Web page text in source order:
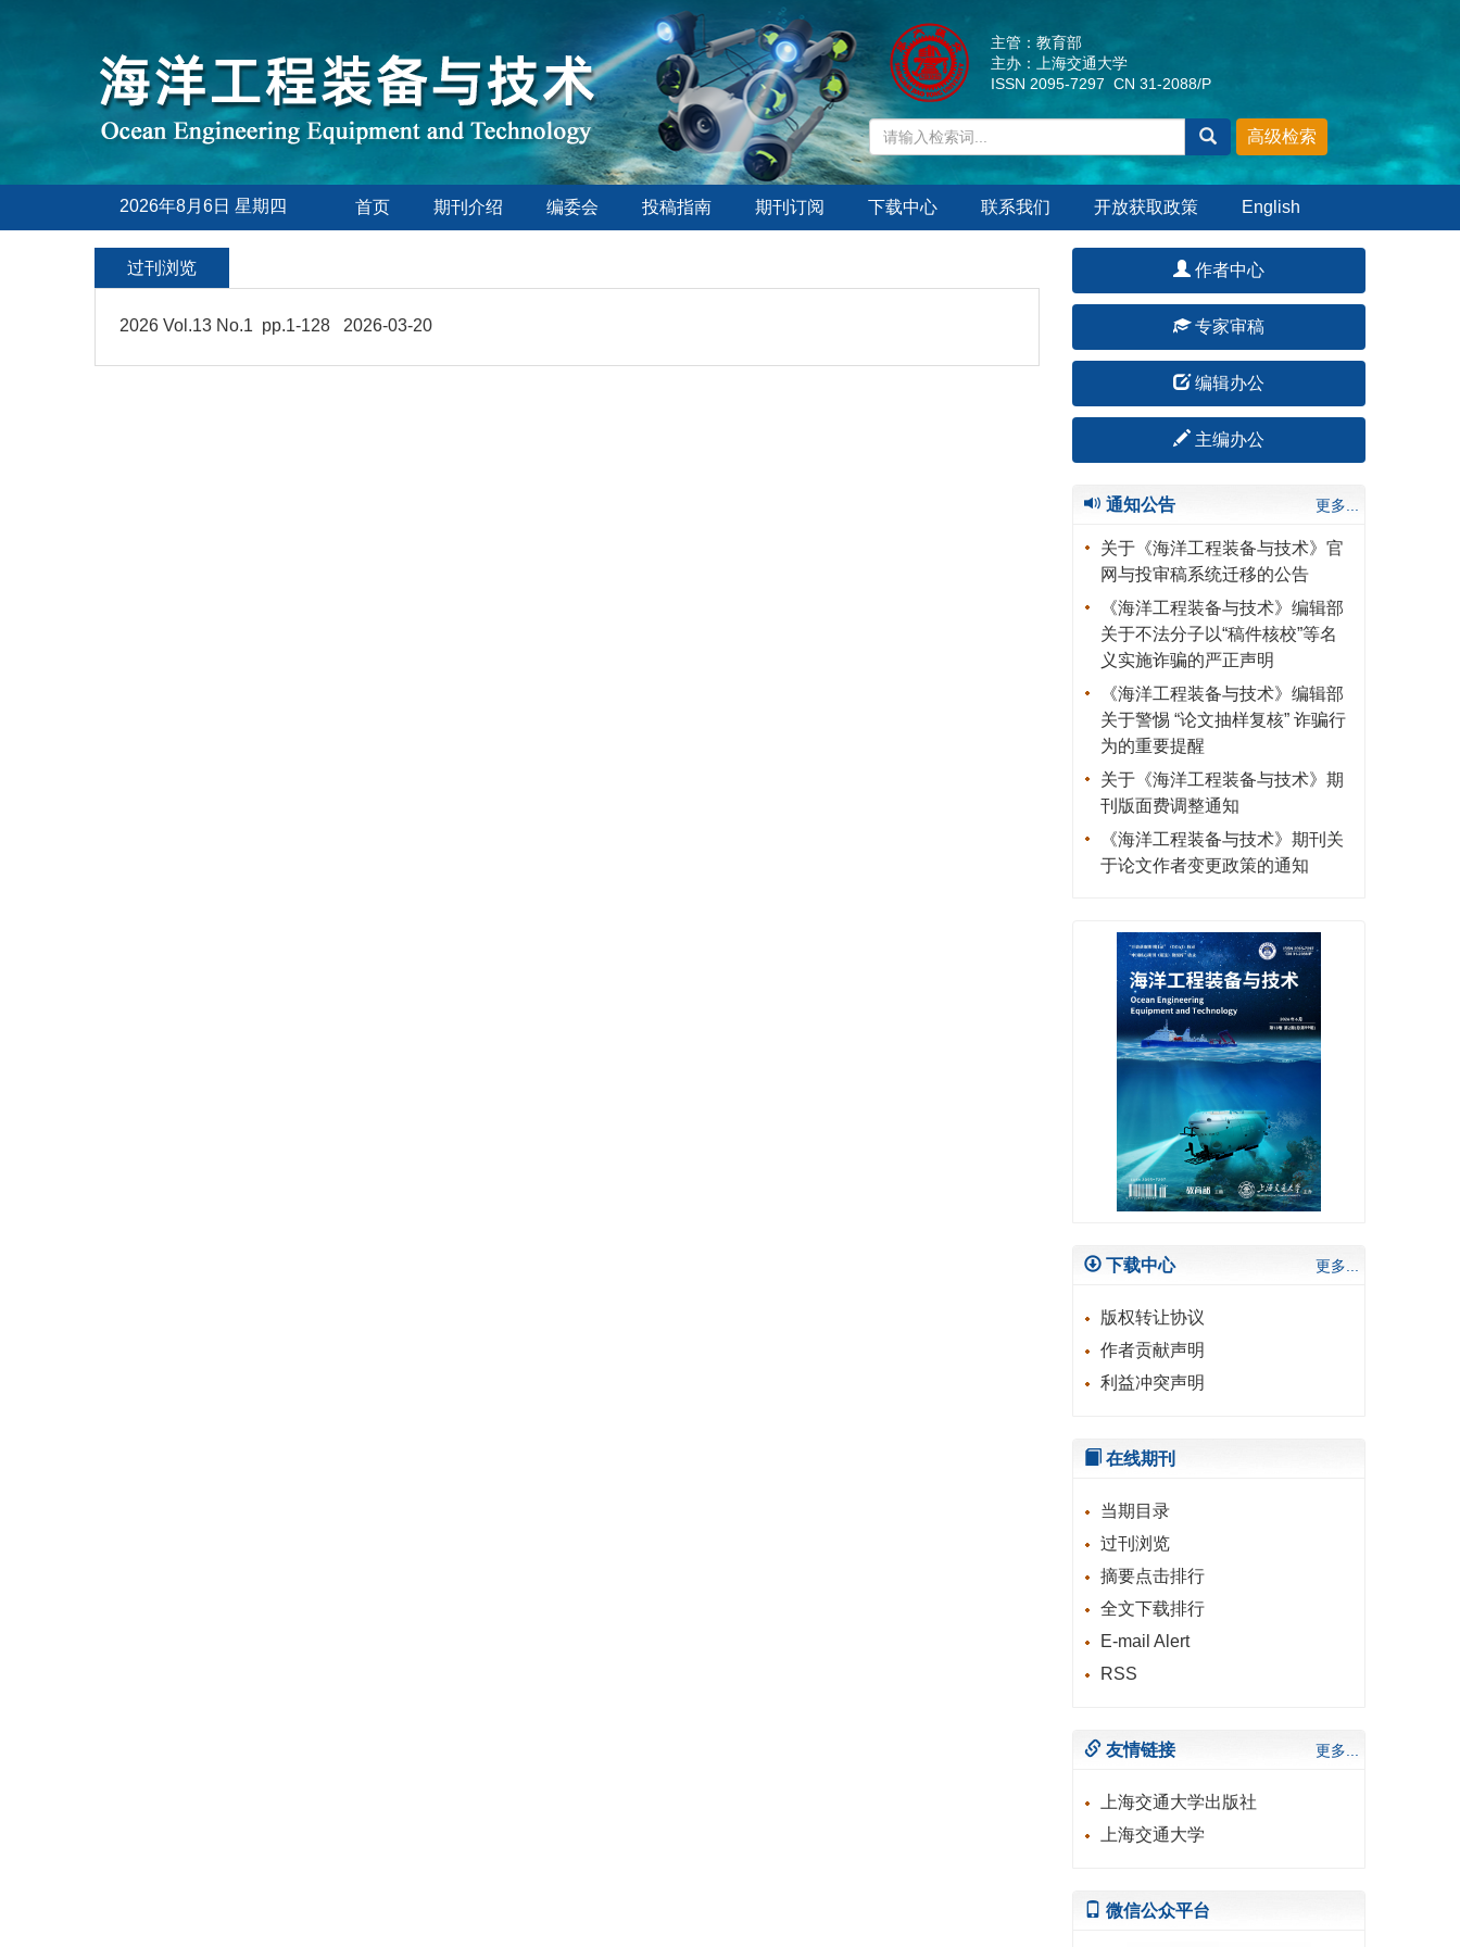
主管：教育部
主办：上海交通大学
ISSN 2095-7297 CN 31-2088/P
2026年8月6日 星期四 首页 期刊介绍 编委会 投稿指南 期刊订阅 下载中心 联系我们 开放获取政策 English
过刊浏览
2026 Vol.13 No.1 pp.1-128 2026-03-20
作者中心
专家审稿
编辑办公
主编办公
通知公告 更多...
关于《海洋工程装备与技术》官
网与投审稿系统迁移的公告
《海洋工程装备与技术》编辑部
关于不法分子以“稿件核校”等名
义实施诈骗的严正声明
《海洋工程装备与技术》编辑部
关于警惕 “论文抽样复核” 诈骗行
为的重要提醒
关于《海洋工程装备与技术》期
刊版面费调整通知
《海洋工程装备与技术》期刊关
于论文作者变更政策的通知
下载中心 更多...
版权转让协议
作者贡献声明
利益冲突声明
在线期刊
当期目录
过刊浏览
摘要点击排行
全文下载排行
E-mail Alert
RSS
友情链接 更多...
上海交通大学出版社
上海交通大学
微信公众平台